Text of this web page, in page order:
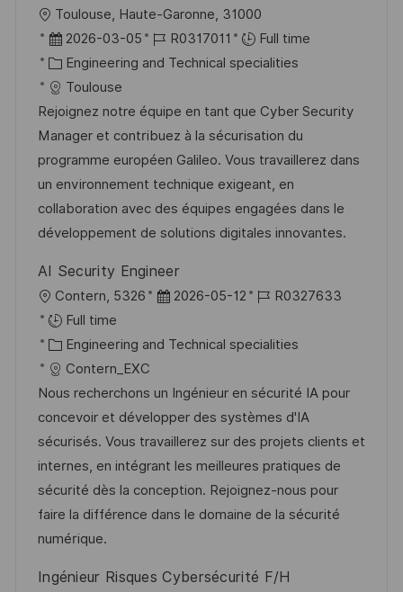
L
o
c
a
t
i
o
n
Toulouse, Haute-Garonne, 31000
P
o
s
t
e
d
D
a
t
2026-03-05
J
o
I
d
R0317011
Full time
C
a
t
e
g
o
r
y
Engineering and Technical specialities
Toulouse
Rejoignez notre équipe en tant que Cyber Security
Manager et contribuez à la sécurisation du
programme européen Galileo. Vous travaillerez dans
un environnement technique exigeant, en
collaboration avec des équipes engagées dans le
développement de solutions digitales innovantes.
AI Security Engineer
L
o
c
a
t
i
o
n
Contern, 5326
P
s
e
d
D
a
t
e
2026-05-12
J
b
d
R0327633
Full time
C
a
t
e
g
o
r
y
Engineering and Technical specialities
Contern_EXC
Nous recherchons un Ingénieur en sécurité IA pour
concevoir et développer des systèmes d'IA
sécurisés. Vous travaillerez sur des projets clients et
internes, en intégrant les meilleures pratiques de
sécurité dès la conception. Rejoignez-nous pour
faire la différence dans le domaine de la sécurité
numérique.
Ingénieur Risques Cybersécurité F/H